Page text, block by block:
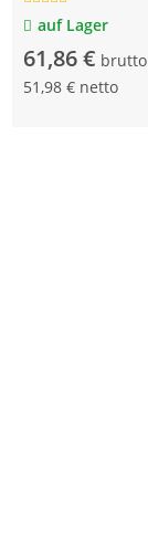
Erwachsene
auf Lager
61,86 € brutto
51,98 € netto